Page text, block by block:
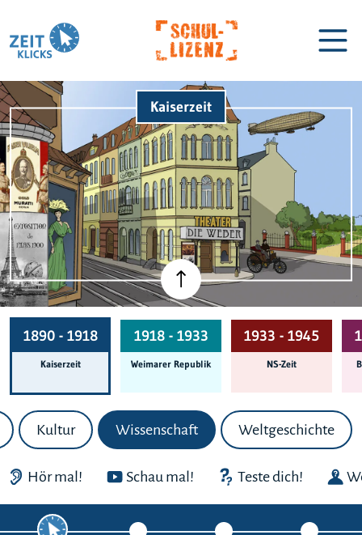
Biographien Lexikon
Kaiserzeit
1890 - 1918
Kaiserzeit
1918 - 1933
Weimarer Republik
1933 - 1945
NS-Zeit
Kultur Wissenschaft Weltgeschichte
Hör mal! Schau mal! Teste dich!